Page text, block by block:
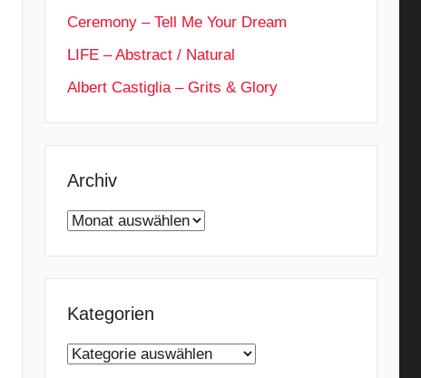
Ceremony – Tell Me Your Dream
LIFE – Abstract / Natural
Albert Castiglia – Grits & Glory
Archiv
Archiv
Kategorien
Kategorien